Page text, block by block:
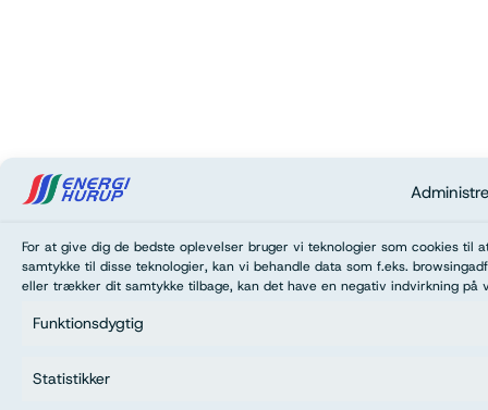
For at give dig de bedste oplevelser bruger vi teknologier som cookies til
samtykke til disse teknologier, kan vi behandle data som f.eks.
eller trækker dit samtykke tilbage, kan det have en negativ indvirkning på
Funktionsdygtig
Statistikker